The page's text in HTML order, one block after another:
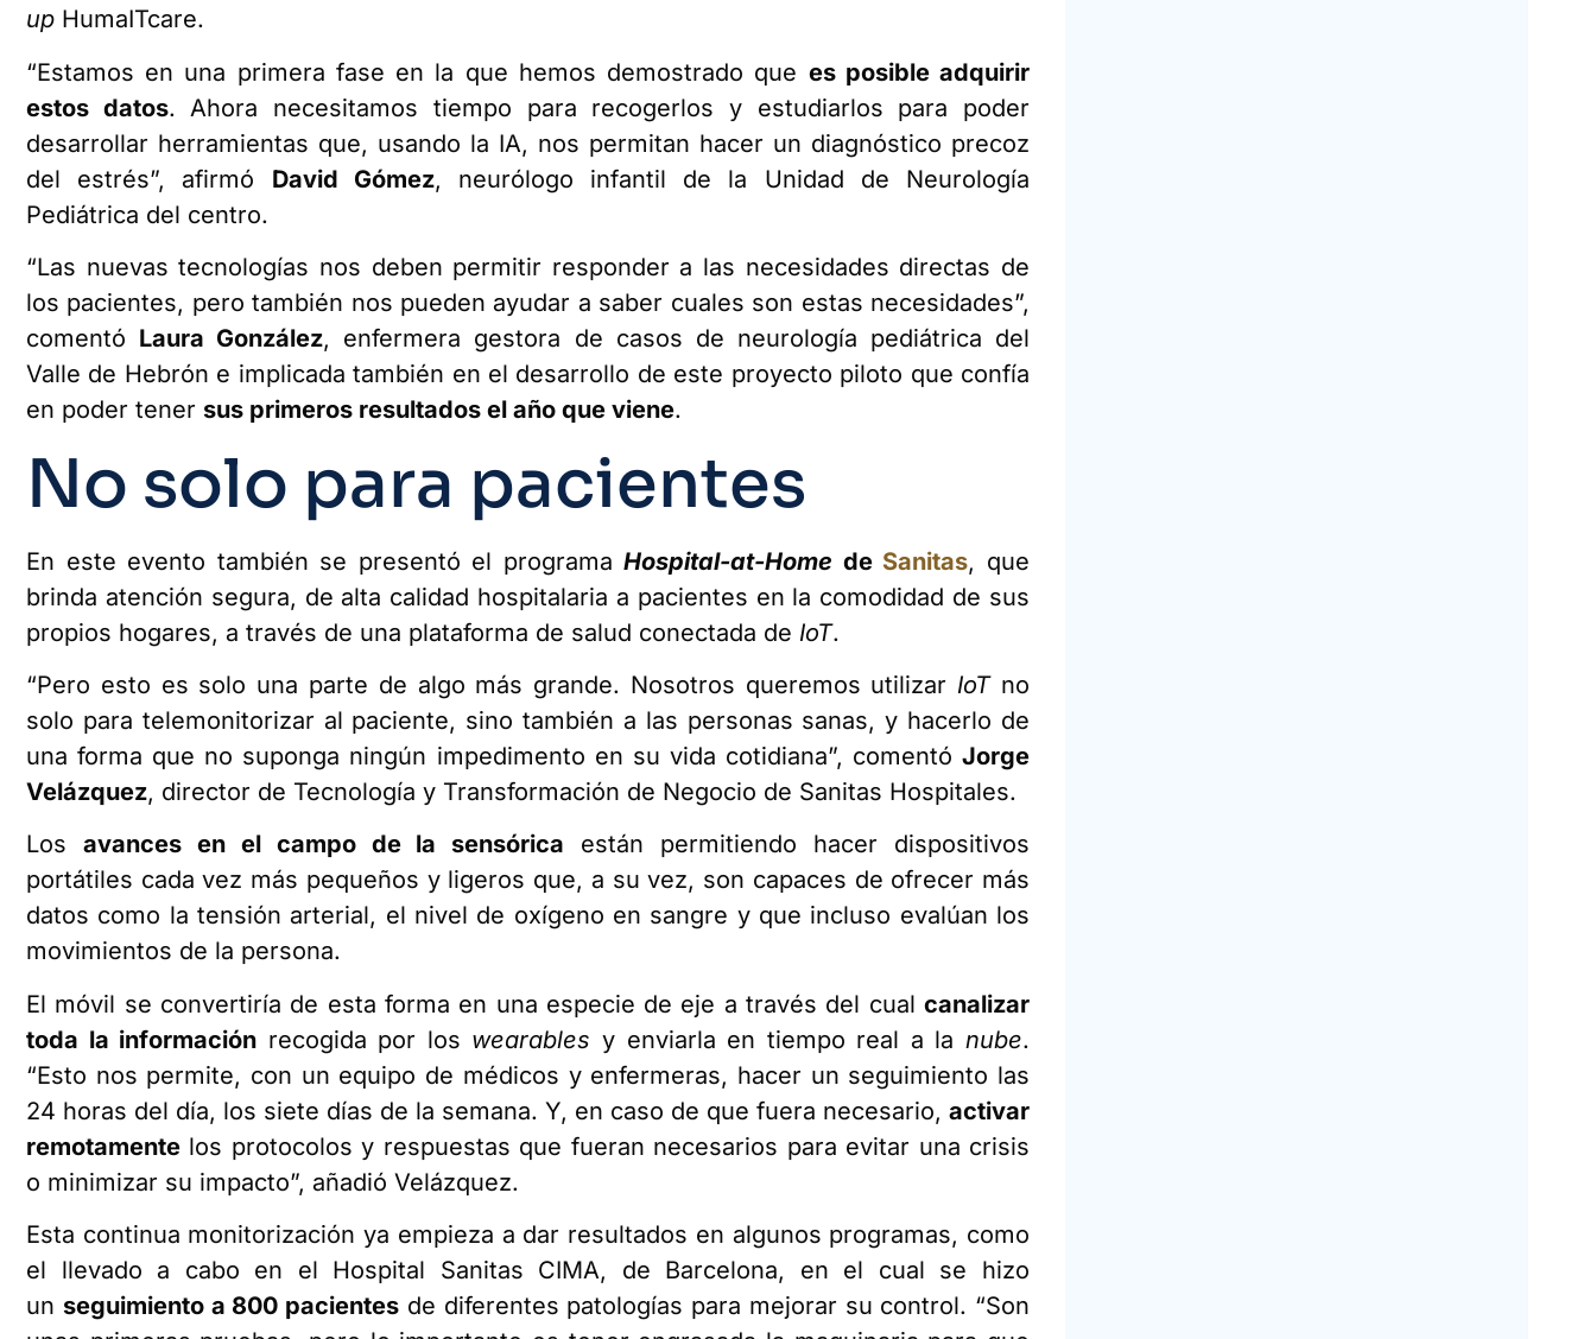
up HumaITcare.
“Estamos en una primera fase en la que hemos demostrado que es posible adquirir
estos datos. Ahora necesitamos tiempo para recogerlos y estudiarlos para poder
desarrollar herramientas que, usando la IA, nos permitan hacer un diagnóstico precoz
del estrés”, afirmó David Gómez, neurólogo infantil de la Unidad de Neurología
Pediátrica del centro.
“Las nuevas tecnologías nos deben permitir responder a las necesidades directas de
los pacientes, pero también nos pueden ayudar a saber cuales son estas necesidades”,
comentó Laura González, enfermera gestora de casos de neurología pediátrica del
Valle de Hebrón e implicada también en el desarrollo de este proyecto piloto que confía
en poder tener sus primeros resultados el año que viene.
No solo para pacientes
En este evento también se presentó el programaHospital-at-Home de Sanitas, que
brinda atención segura, de alta calidad hospitalaria a pacientes en la comodidad de sus
propios hogares, a través de una plataforma de salud conectada de IoT.
“Pero esto es solo una parte de algo más grande. Nosotros queremos utilizar IoTno
solo para telemonitorizar al paciente, sino también a las personas sanas, y hacerlo de
una forma que no suponga ningún impedimento en su vida cotidiana”, comentó Jorge
Velázquez, director de Tecnología y Transformación de Negocio de Sanitas Hospitales.
Los avances en el campo de la sensórica están permitiendo hacer dispositivos
portátiles cada vez más pequeños y ligeros que, a su vez, son capaces de ofrecer más
datos como la tensión arterial, el nivel de oxígeno en sangre y que incluso evalúan los
movimientos de la persona.
El móvil se convertiría de esta forma en una especie de eje a través del cual canalizar
toda la información recogida por los wearables y enviarla en tiempo real a lanube.
“Esto nos permite, con un equipo de médicos y enfermeras, hacer un seguimiento las
24 horas del día, los siete días de la semana. Y, en caso de que fuera necesario, activar
remotamente los protocolos y respuestas que fueran necesarios para evitar una crisis
o minimizar su impacto”, añadió Velázquez.
Esta continua monitorización ya empieza a dar resultados en algunos programas, como
el llevado a cabo en el Hospital Sanitas CIMA, de Barcelona, en el cual se hizo
un seguimiento a 800 pacientes de diferentes patologías para mejorar su control. “Son